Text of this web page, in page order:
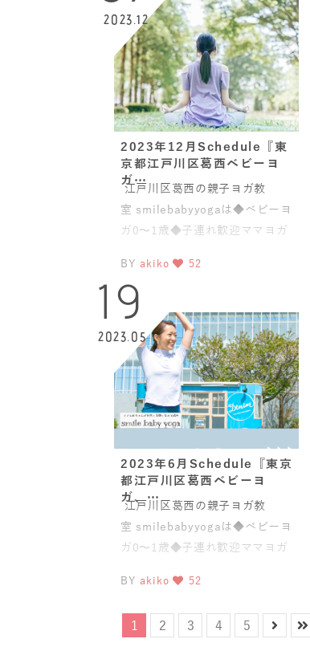
2023.12
2023年12月Schedule『東
京都江戸川区葛西ベビーヨ
ガ…
江戸川区葛西の親子ヨガ教
室 smilebabyyogaは◆ベビーヨ
ガ0〜1歳◆子連れ歓迎ママヨガ
BY akiko 52
19
2023.05
2023年6月Schedule『東京
都江戸川区葛西ベビーヨ
ガ、…
江戸川区葛西の親子ヨガ教
室 smilebabyyogaは◆ベビーヨ
ガ0〜1歳◆子連れ歓迎ママヨガ
BY akiko 52
1 2 3 4 5